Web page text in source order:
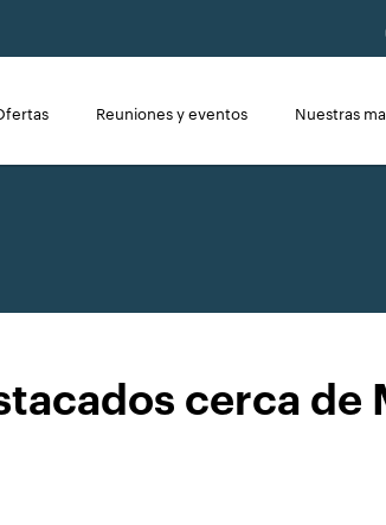
Reuniones y eventos Nuestras
cerca de